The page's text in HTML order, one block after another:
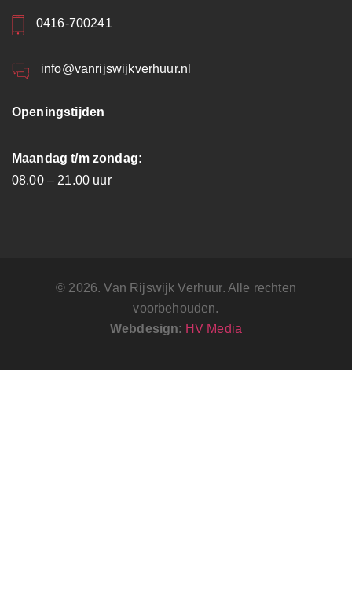
0416-700241
info@vanrijswijkverhuur.nl
Openingstijden
Maandag t/m zondag:
08.00 – 21.00 uur
© 2026. Van Rijswijk Verhuur. Alle rechten
voorbehouden.
Webdesign: HV Media